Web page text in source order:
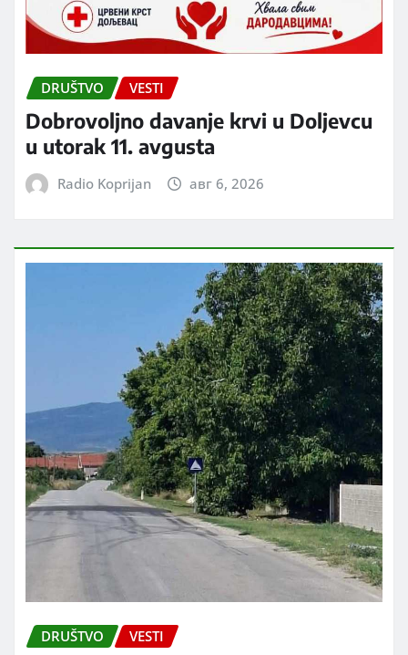
DRUŠTVO VESTI
Dobrovoljno davanje krvi u Doljevcu
u utorak 11. avgusta
Radio Koprijan авг 6, 2026
DRUŠTVO VESTI